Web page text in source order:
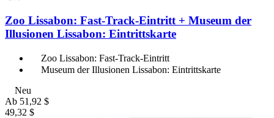
Zoo Lissabon: Fast-Track-Eintritt + Museum der
Illusionen Lissabon: Eintrittskarte
Zoo Lissabon: Fast-Track-Eintritt
Museum der Illusionen Lissabon: Eintrittskarte
Neu
Ab 51,92 $
49,32 $